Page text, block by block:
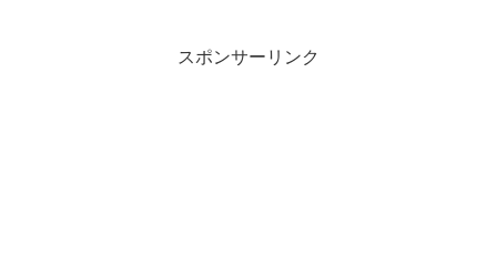
スポンサーリンク